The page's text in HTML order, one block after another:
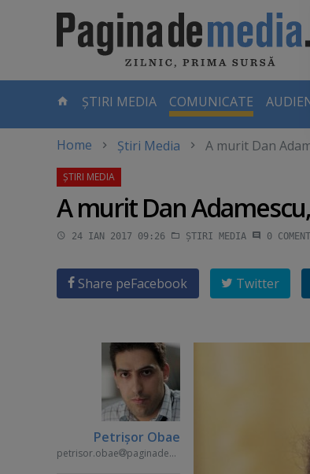
CURENTĂ
ȘTIRI MEDIA COMUNICATE
Home Știri Media A murit Dan
A murit Dan
24 IAN 2017 09:26 ȘTIRI MEDIA 0
Share peFacebook Twitter
Petrişor Obae
petrisor.obae paginademedia.ro